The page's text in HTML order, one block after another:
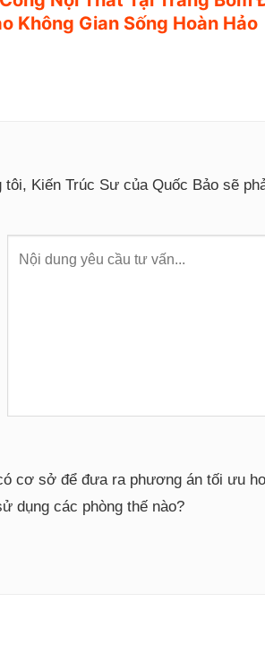
Không Gian Sống Hoàn Hảo
Kiến Trúc Sư của Quốc Bảo sẽ
cơ sở để đưa ra phương án tối ưu
dụng các phòng thế nào?